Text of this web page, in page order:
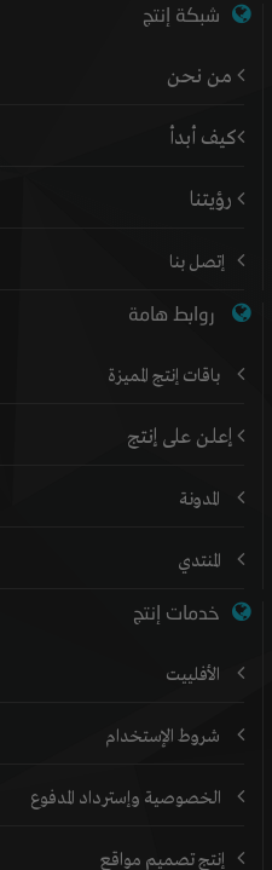
شبكة إنتج
من نحن
كيف أبدأ
رؤيتنا
إتصل بنا
روابط هامة
باقات إنتج المميزة
إعلن على إنتج
المدونة
المنتدي
خدمات إنتج
الأفلييت
شروط الإستخدام
الخصوصية وإسترداد المدفوع
إنتج تصميم مواقع